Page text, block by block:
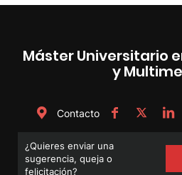
Máster Universitario
y
Contacto
¿Quieres enviar una
sugerencia, queja o
felicitación?